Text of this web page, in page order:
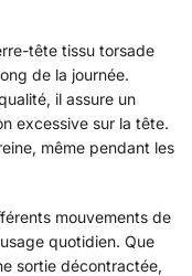
tête tissu torsade
de la journée.
il assure un
excessive sur la tête.
même pendant les
mouvements de
quotidien. Que
sortie décontractée,